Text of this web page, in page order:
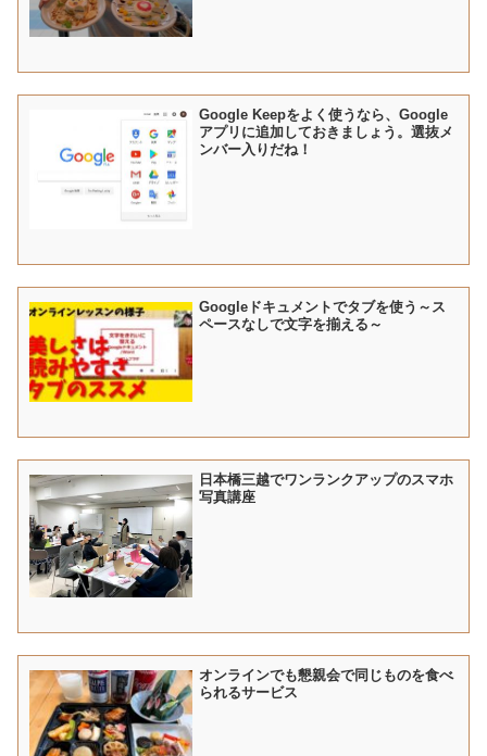
Google Keepをよく使うなら、Google
アプリに追加しておきましょう。選抜メ
ンバー入りだね！
Googleドキュメントでタブを使う～ス
ペースなしで文字を揃える～
日本橋三越でワンランクアップのスマホ
写真講座
オンラインでも懇親会で同じものを食べ
られるサービス